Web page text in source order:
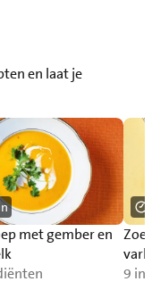
en laat je
met gember en
9